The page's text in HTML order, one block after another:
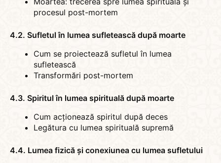
procesul post-mortem
4.2. Sufletul în lumea sufletească după moarte
Cum se proiectează sufletul în lumea
sufletească
Transformări post-mortem
4.3. Spiritul în lumea spirituală după moarte
Cum acționează spiritul după deces
Legătura cu lumea spirituală supremă
4.4. Lumea fizică și conexiunea cu lumea sufletului